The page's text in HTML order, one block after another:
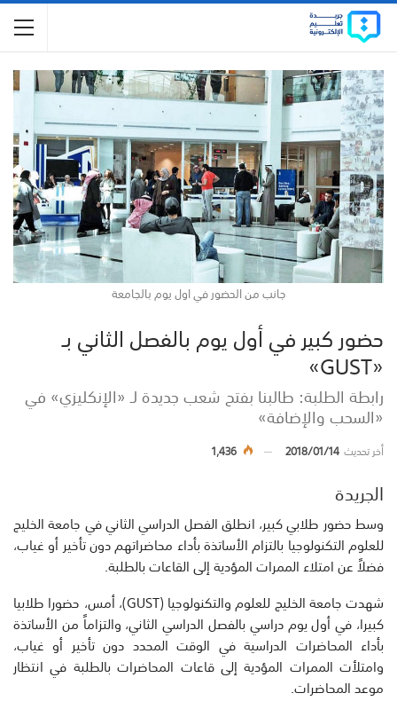
جانب من الحضور في اول يوم بالجامعة
حضور كبير في أول يوم بالفصل الثاني بـ
«GUST»
رابطة الطلبة: طالبنا بفتح شعب جديدة لـ «الإنكليزي» في
«السحب والإضافة»
أخر تحديث2018/01/14
1,436
الجريدة
وسط حضور طلابي كبير، انطلق الفصل الدراسي الثاني في جامعة الخليج
للعلوم التكنولوجيا بالتزام الأساتذة بأداء محاضراتهم دون تأخير أو غياب،
فضلاً عن امتلاء الممرات المؤدية إلى القاعات بالطلبة.
شهدت جامعة الخليج للعلوم والتكنولوجيا (GUST)، أمس، حضورا طلابيا
كبيرا، في أول يوم دراسي بالفصل الدراسي الثاني، والتزاماً من الأساتذة
بأداء المحاضرات الدراسية في الوقت المحدد دون تأخير أو غياب،
وامتلأت الممرات المؤدية إلى قاعات المحاضرات بالطلبة في انتظار
موعد المحاضرات.